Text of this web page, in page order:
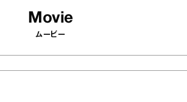
Movie
ムービー